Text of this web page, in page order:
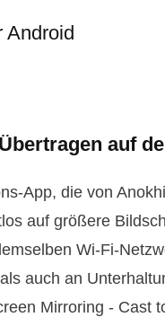
Android
auf
App, die von
auf größere
Wi-Fi-
auch an
Mirroring - Cast